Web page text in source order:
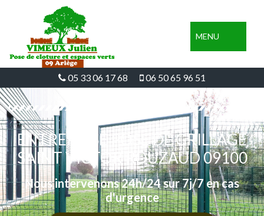
MENU
05 33 06 17 68 06 50 65 96 51
ENTREPRISE POSE DE GRILLAGE
SAINT VICTOR ROUZAUD 09100
Nous intervenons 24h/24 sur 7j/7 en cas
d'urgence